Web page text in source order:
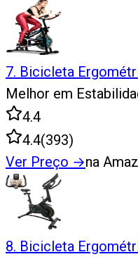
7. Bicicleta
Melhor em
4.4
4.4(393)
Ver Preço →na
8. Bicicleta